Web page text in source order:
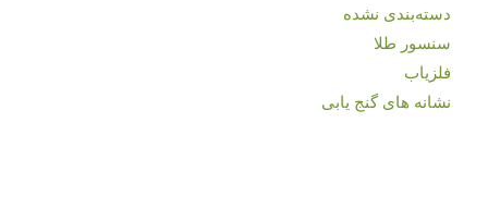
دسته‌بندی نشده
سنسور طلا
فلزیاب
نشانه های گنج یابی